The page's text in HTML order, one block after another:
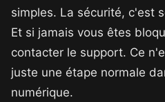
simples. La sécurité, c'est
Et si jamais vous êtes
contacter le support. Ce
juste une étape normale
numérique.